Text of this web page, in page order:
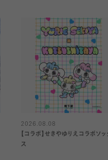
2026.08.08
【コラボ】せきやゆりえコラボソッ
ス